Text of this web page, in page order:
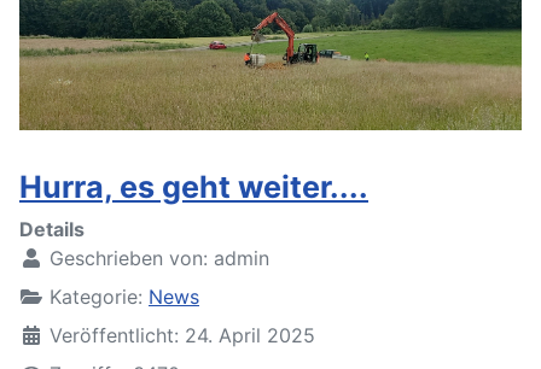
Hurra, es geht weiter....
Details
Geschrieben von: admin
Kategorie: News
Veröffentlicht: 24. April 2025